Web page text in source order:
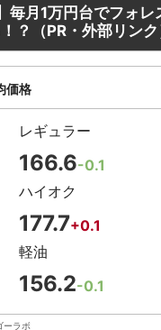
毎月1万円台でフォ
？（PR・外部リンク
価格
レギュラー
166.6-0.1
ハイオク
177.7+0.1
軽油
156.2-0.1
ーラボ